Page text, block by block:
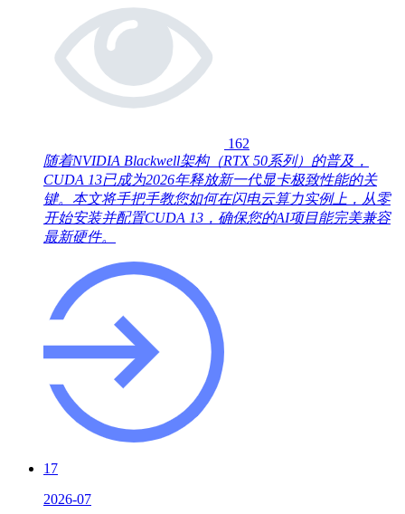
162
随着NVIDIA Blackwell架构（RTX 50系列）的普及，
CUDA 13已成为2026年释放新一代显卡极致性能的关
键。本文将手把手教您如何在闪电云算力实例上，从零
开始安装并配置CUDA 13，确保您的AI项目能完美兼容
最新硬件。
17
2026-07